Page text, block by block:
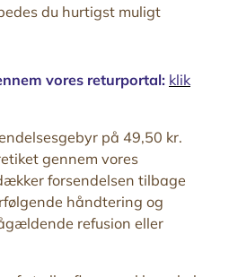
du hurtigst muligt
vores returportal: klik
på 49,50 kr.
gennem vores
forsendelsen tilbage
håndtering og
refusion eller